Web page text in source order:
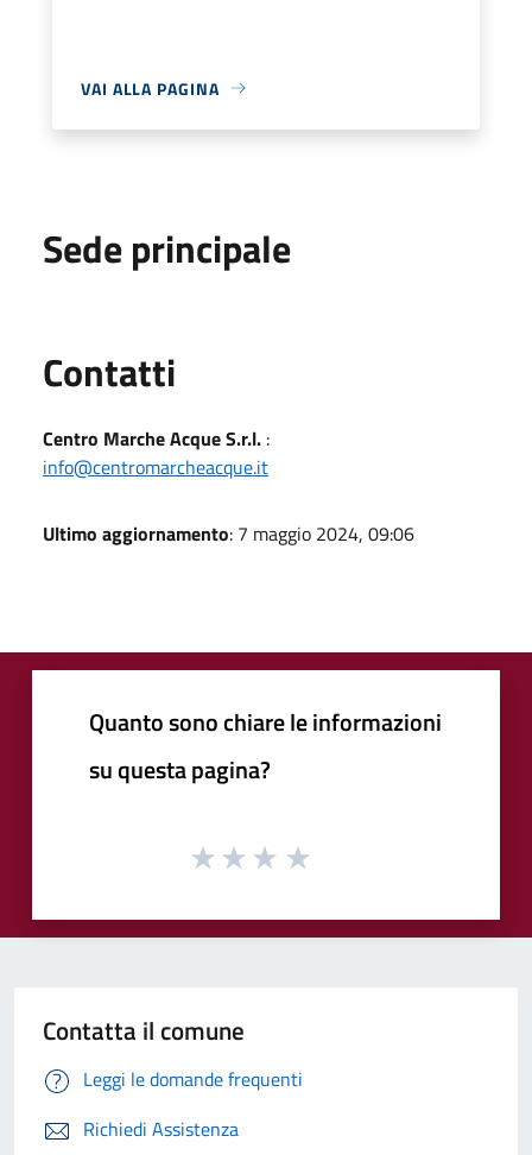
VAI ALLA PAGINA
Sede principale
Contatti
Centro Marche Acque S.r.l. :
info@centromarcheacque.it
Ultimo aggiornamento: 7 maggio 2024, 09:06
Quanto sono chiare le informazioni
su questa pagina?
Contatta il comune
Leggi le domande frequenti
Richiedi Assistenza